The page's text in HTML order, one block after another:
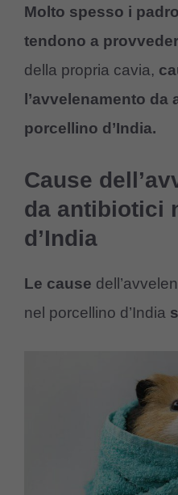
Molto spesso i
tendono a
della propria cavia,
l’avvelenamento da
porcellino d’India.
Cause
da antibiotici
d’India
Le cause
nel porcellino d’India